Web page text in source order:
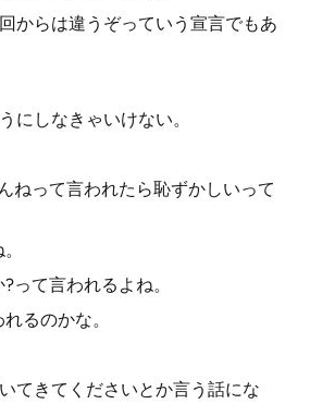
からは違うぞっていう宣言でもあ
にしなきゃいけない。
ねって言われたら恥ずかしいって
って言われるよね。
るのかな。
てきてくださいとか言う話にな